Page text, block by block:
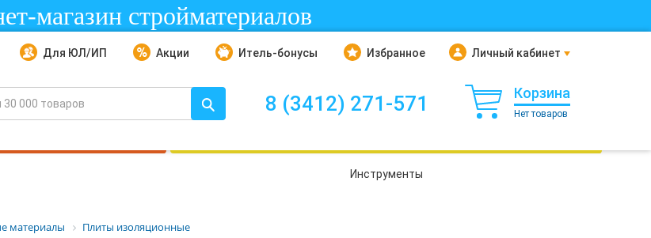
магазин стройматериалов
Для ЮЛ/ИП Акции Итель-бонусы Избранное Личный кабинет
8 (3412) 271-571 Корзина
Нет товаров
Инструменты
материалы
Плиты изоляционные